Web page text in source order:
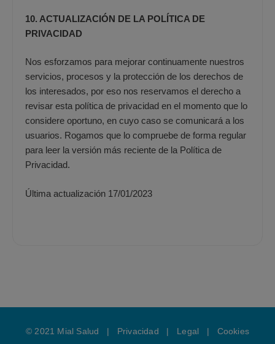
10. ACTUALIZACIÓN DE LA POLÍTICA DE
PRIVACIDAD
Nos esforzamos para mejorar continuamente nuestros
servicios, procesos y la protección de los derechos de
los interesados, por eso nos reservamos el derecho a
revisar esta política de privacidad en el momento que lo
considere oportuno, en cuyo caso se comunicará a los
usuarios. Rogamos que lo compruebe de forma regular
para leer la versión más reciente de la Política de
Privacidad.
Última actualización 17/01/2023
© 2021 Mial Salud | Privacidad | Legal | Cookies